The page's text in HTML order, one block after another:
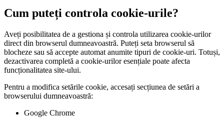
Cum puteți controla cookie-urile?
Aveți posibilitatea de a gestiona și controla utilizarea cookie-urilor
direct din browserul dumneavoastră. Puteți seta browserul să
blocheze sau să accepte automat anumite tipuri de cookie-uri. Totuși,
dezactivarea completă a cookie-urilor esențiale poate afecta
funcționalitatea site-ului.
Pentru a modifica setările cookie, accesați secțiunea de setări a
browserului dumneavoastră:
Google Chrome